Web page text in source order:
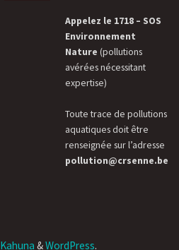
Appelez le 1718 – SOS
Environnement
Nature (pollutions
avérées nécessitant
expertise)
Toute trace de pollutions
aquatiques doit être
renseignée sur l’adresse
pollution@crsenne.be
Kahuna &WordPress.